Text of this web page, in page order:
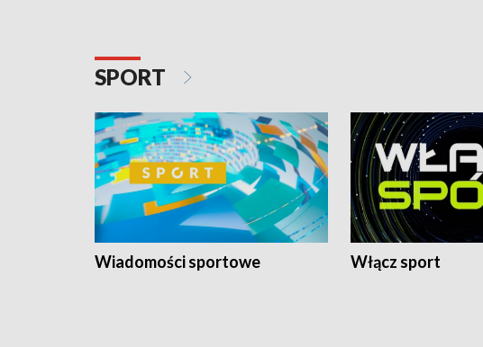
SPORT
Wiadomości sportowe Włącz sport